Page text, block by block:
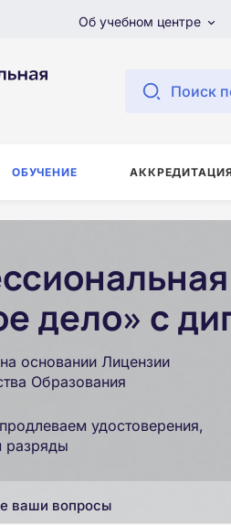
Об учебном центре
Поиск
ОБУЧЕНИЕ
дело» с
основании Лицензии
Образования
удостоверения,
ваши вопросы